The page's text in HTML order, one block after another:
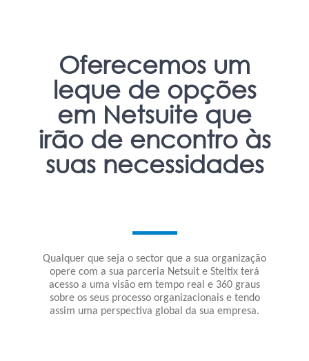
Oferecemos um
leque de opções
em Netsuite que
irão de encontro às
suas necessidades
Qualquer que seja o sector que a sua organização
opere com a sua parceria Netsuit e Steltix terá
acesso a uma visão em tempo real e 360 graus
sobre os seus processo organizacionais e tendo
assim uma perspectiva global da sua empresa.